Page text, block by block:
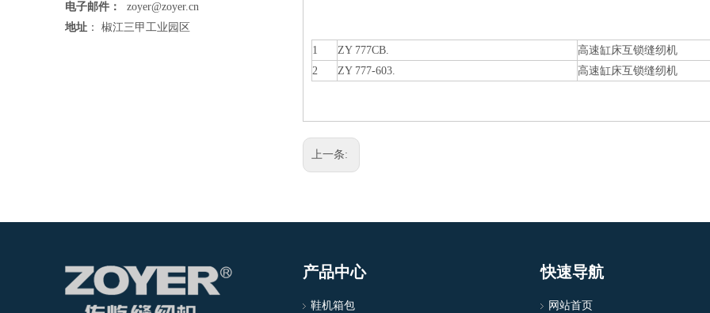
电子邮件：
zoyer@zoyer.cn
地址 ： 椒江三甲工业园区
1 ZY 777CB.
高速缸床互锁缝纫机
2
ZY 777-603. 高速缸床互锁缝纫机
上一条:
产品中心
鞋机箱包
快速导航
网站首页